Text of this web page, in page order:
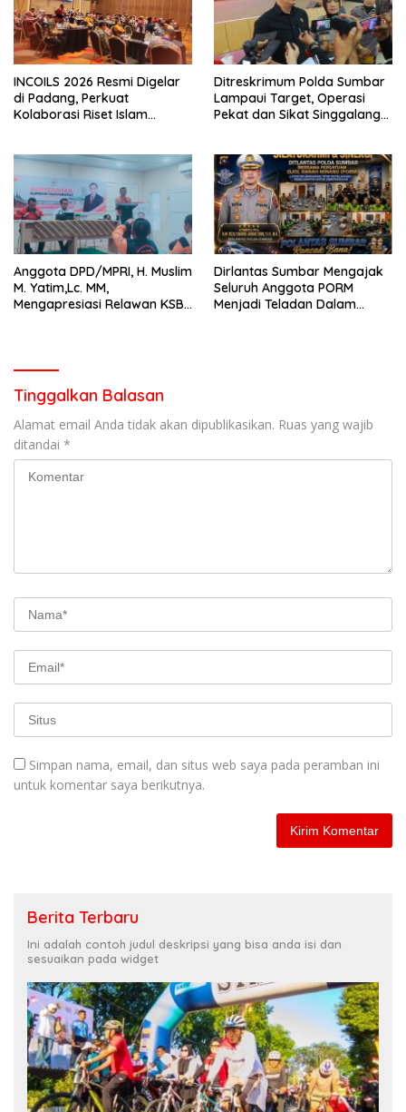
INCOILS 2026 Resmi Digelar
di Padang, Perkuat
Kolaborasi Riset Islam
Ditreskrimum Polda Sumbar
Lampaui Target, Operasi
Pekat dan Sikat Singgalang
Anggota DPD/MPRI, H. Muslim
M. Yatim,Lc. MM,
Mengapresiasi Relawan KSB
Dirlantas Sumbar Mengajak
Seluruh Anggota PORM
Menjadi Teladan Dalam
Tinggalkan Balasan
Alamat email Anda tidak akan dipublikasikan. Ruas yang wajib
ditandai *
Simpan nama, email, dan situs web saya pada peramban ini
untuk komentar saya berikutnya.
Berita Terbaru
Ini adalah contoh judul deskripsi yang bisa anda isi dan
sesuaikan pada widget